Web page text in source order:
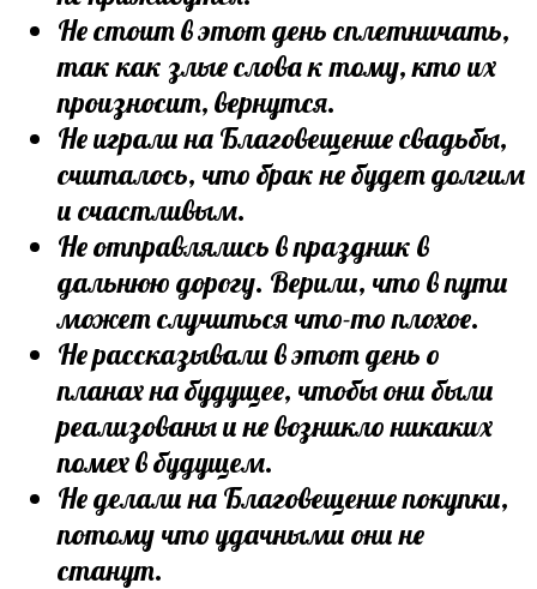
Не стоит в этот день сплетничать,
так как злые слова к тому, кто их
произносит, вернутся.
Не играли на Благовещение свадьбы,
считалось, что брак не будет долгим
и счастливым.
Не отправлялись в праздник в
дальнюю дорогу. Верили, что в пути
может случиться что-то плохое.
Не рассказывали в этот день о
планах на будущее, чтобы они были
реализованы и не возникло никаких
помех в будущем.
Не делали на Благовещение покупки,
потому что удачными они не
станут.